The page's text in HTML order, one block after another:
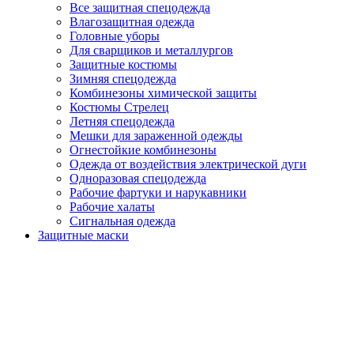
Все защитная спецодежда
Влагозащитная одежда
Головные уборы
Для сварщиков и металлургов
Защитные костюмы
Зимняя спецодежда
Комбинезоны химической защиты
Костюмы Стрелец
Летняя спецодежда
Мешки для зараженной одежды
Огнестойкие комбинезоны
Одежда от воздействия электрической дуги
Одноразовая спецодежда
Рабочие фартуки и нарукавники
Рабочие халаты
Сигнальная одежда
Защитные маски